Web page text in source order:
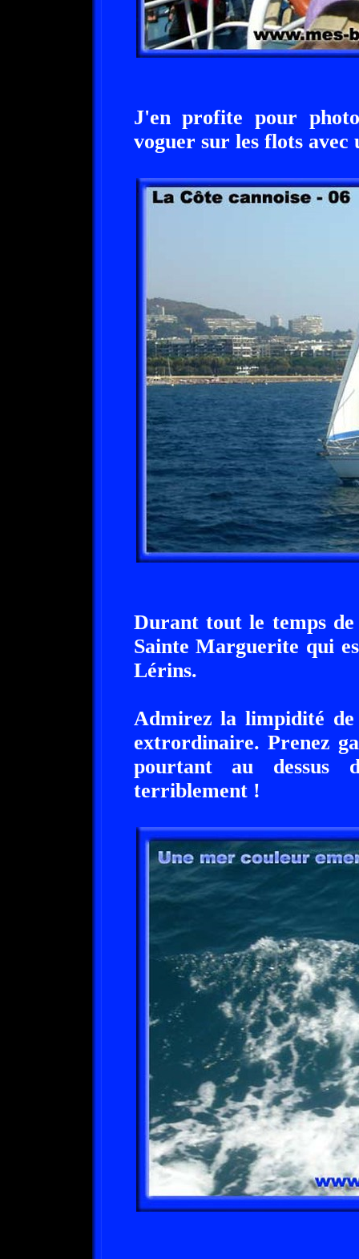
J'en profite pour
voguer sur les flots avec
Durant tout le temps
Sainte Marguerite qui
Lérins.
Admirez la limpidité
extrordinaire. Prenez
pourtant au dessus
terriblement !